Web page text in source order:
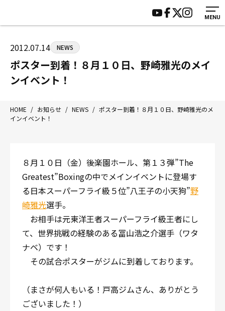
MENU
〒192-0072 東京都八王子市南町3-8 第2原嶋ビル1F
Tel/Fax：042-622-7222
営業時間：月〜土 14:00〜22:00 / 日・祝 14:00〜19:00
HOME
ジムについて
トレーニング
アマ・スパー各大会・キッズ
入会案内
見学・1日体験
施設紹介
会員様の声
サポーター募集
2012.07.14 NEWS
ポスター到着！８月１０日、野崎雅光のメイ
ンイベント！
HOME / お知らせ / NEWS / ポスター到着！８月１０日、野崎雅光のメ
インイベント！
８月１０日（金）後楽園ホール、第１３弾”The
Greatest”Boxingの中でメインイベントに登場す
る日本スーパーフライ級５位”八王子の小天狗”野
崎雅光選手。
お相手は元東洋王者スーパーフライ級王者にし
て、世界挑戦の経験のある冨山浩之介選手（ワタ
ナベ）です！
その試合ポスターがジムに到着しております。
（まさが何人もいる！戸高ジムさん、ありがとう
ございました！）